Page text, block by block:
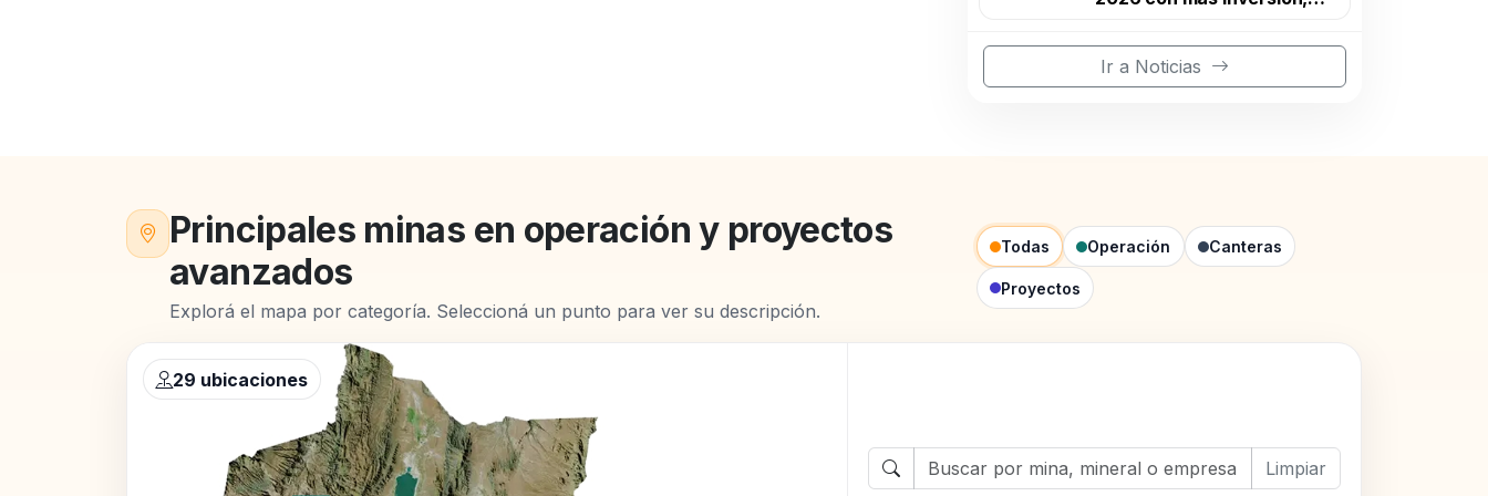
Ir a Noticias
Principales minas en operación y proyectos
avanzados
Explorá el mapa por categoría. Seleccioná un punto para ver su descripción.
Todas Operación Canteras
Proyectos
29 ubicaciones
Limpiar